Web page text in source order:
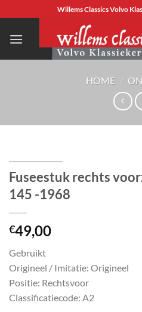
naar
inhoud
Willems Classics Volvo
HOME /
Fuseestuk rechts
145 -1968
€49,00
Gebruikt
Origineel / Imitatie: Origineel
Positie: Rechtsvoor
Classificatiecode: A2